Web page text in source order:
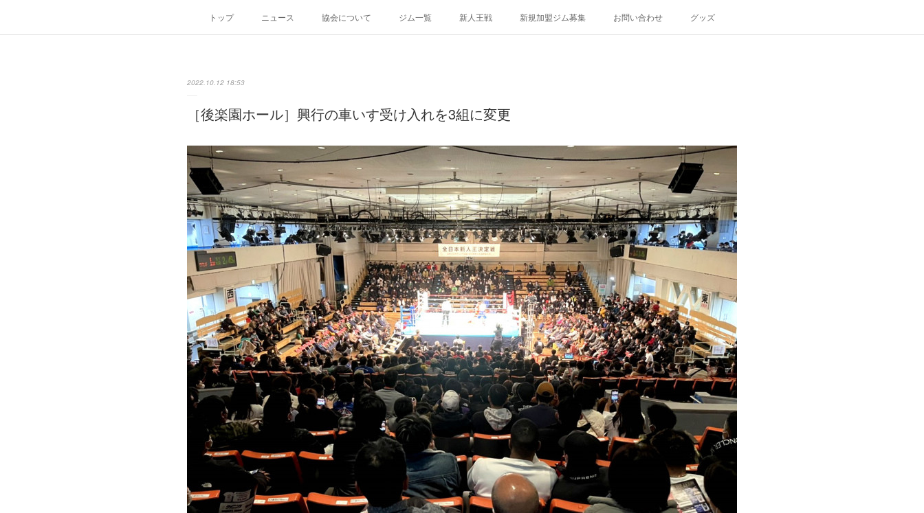
トップ ニュース 協会について ジム一覧 新人王戦 新規加盟ジム募集 お問い合わせ グッズ
2022.10.12 18:53
［後楽園ホール］興行の車いす受け入れを3組に変更